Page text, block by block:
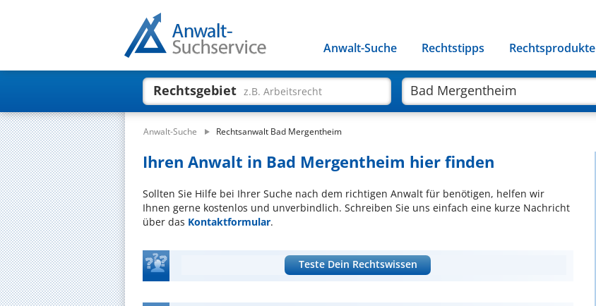
Anwalt-Suche Rechtstipps Rechtsprodukte
Rechtsgebiet z.B. Arbeitsrecht
Anwalt-Suche Rechtsanwalt Bad Mergentheim
Ihren Anwalt in Bad Mergentheim hier finden
Sollten Sie Hilfe bei Ihrer Suche nach dem richtigen Anwalt für benötigen, helfen wir
Ihnen gerne kostenlos und unverbindlich. Schreiben Sie uns einfach eine kurze Nachricht
über das Kontaktformular.
Teste Dein Rechtswissen